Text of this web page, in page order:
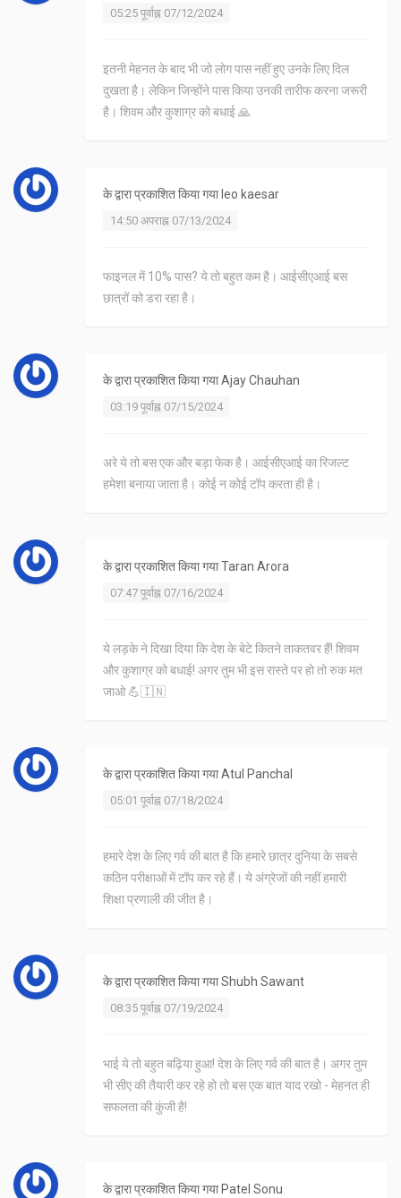
05:25 पूर्वाह्न 07/12/2024
इतनी मेहनत के बाद भी जो लोग पास नहीं हुए उनके लिए दिल
दुखता है। लेकिन जिन्होंने पास किया उनकी तारीफ करना जरूरी
है। शिवम और कुशाग्र को बधाई 🙏
के द्वारा प्रकाशित किया गया leo kaesar
14:50 अपराह्न 07/13/2024
फाइनल में 10% पास? ये तो बहुत कम है। आईसीएआई बस
छात्रों को डरा रहा है।
के द्वारा प्रकाशित किया गयाAjay Chauhan
03:19 पूर्वाह्न 07/15/2024
अरे ये तो बस एक और बड़ा फेक है। आईसीएआई का रिजल्ट
हमेशा बनाया जाता है। कोई न कोई टॉप करता ही है।
के द्वारा प्रकाशित किया गयाTaran Arora
07:47 पूर्वाह्न 07/16/2024
ये लड़के ने दिखा दिया कि देश के बेटे कितने ताकतवर हैं! शिवम
और कुशाग्र को बधाई! अगर तुम भी इस रास्ते पर हो तो रुक मत
जाओ 💪🇮🇳
के द्वारा प्रकाशित किया गयाAtul Panchal
05:01 पूर्वाह्न 07/18/2024
हमारे देश के लिए गर्व की बात है कि हमारे छात्र दुनिया के सबसे
कठिन परीक्षाओं में टॉप कर रहे हैं। ये अंग्रेजों की नहीं हमारी
शिक्षा प्रणाली की जीत है।
के द्वारा प्रकाशित किया गयाShubh Sawant
08:35 पूर्वाह्न 07/19/2024
भाई ये तो बहुत बढ़िया हुआ! देश के लिए गर्व की बात है। अगर तुम
भी सीए की तैयारी कर रहे हो तो बस एक बात याद रखो - मेहनत ही
सफलता की कुंजी है!
के द्वारा प्रकाशित किया गया Patel Sonu